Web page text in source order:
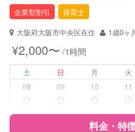
対応可能/特徴
早朝
病児対応 病児
障がい児対応 対応
企業型割引
保育士
大阪府大阪市中央区在住
1歳0ヶ
¥2,000〜 /1時間
土 日 月 火
08
09 10 11
料金・特